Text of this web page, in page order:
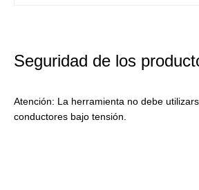
Seguridad de los
Atención: La herramienta no debe
conductores bajo tensión.